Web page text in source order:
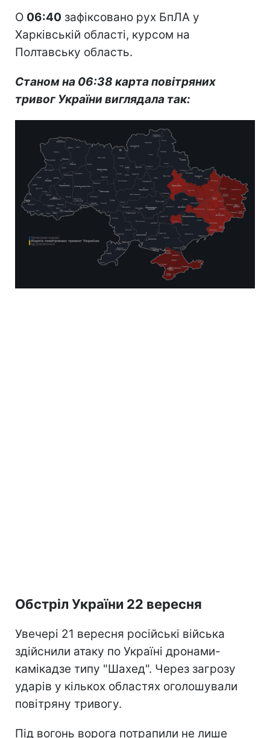
О 06:40 зафіксовано рух БпЛА у
Харківській області, курсом на
Полтавську область.
Станом на 06:38 карта повітряних
тривог України виглядала так:
Обстріл України 22 вересня
Увечері 21 вересня російські війська
здійснили атаку по Україні дронами-
камікадзе типу "Шахед". Через загрозу
ударів у кількох областях оголошували
повітряну тривогу.
Під вогонь ворога потрапили не лише